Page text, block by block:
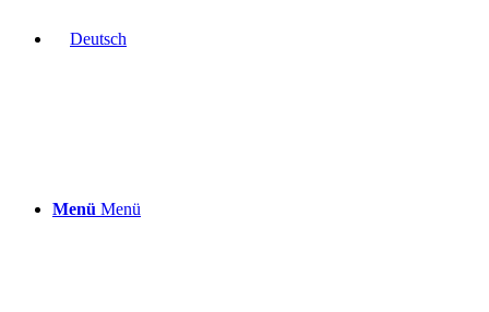
Menü Menü